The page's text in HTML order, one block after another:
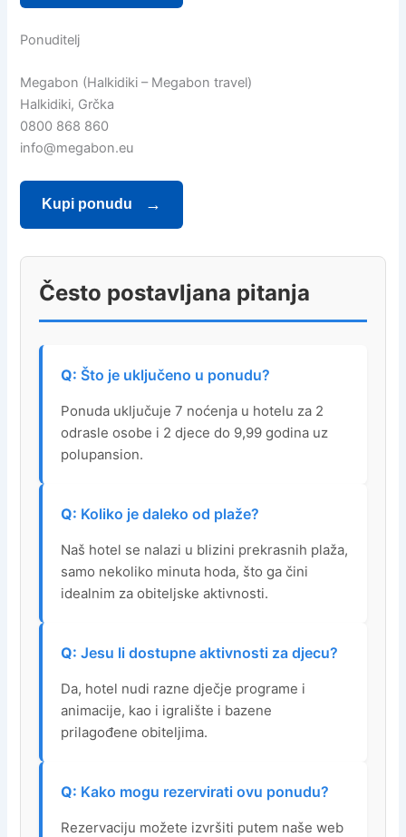
Ponuditelj
Megabon (Halkidiki – Megabon travel)
Halkidiki, Grčka
0800 868 860
info@megabon.eu
Kupi ponudu
Često postavljana pitanja
Što je uključeno u ponudu?
Ponuda uključuje 7 noćenja u hotelu za 2
odrasle osobe i 2 djece do 9,99 godina uz
polupansion.
Koliko je daleko od plaže?
Naš hotel se nalazi u blizini prekrasnih plaža,
samo nekoliko minuta hoda, što ga čini
idealnim za obiteljske aktivnosti.
Jesu li dostupne aktivnosti za djecu?
Da, hotel nudi razne dječje programe i
animacije, kao i igralište i bazene
prilagođene obiteljima.
Kako mogu rezervirati ovu ponudu?
Rezervaciju možete izvršiti putem naše web